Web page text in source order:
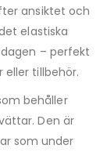
ansiktet och
elastiska
– perfekt
tillbehör.
behåller
Den är
som under